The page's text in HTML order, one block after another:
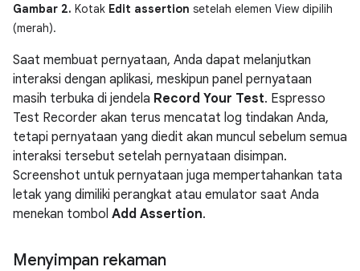
Gambar 2. Kotak Edit assertion setelah elemen View dipilih
(merah).
Saat membuat pernyataan, Anda dapat melanjutkan
interaksi dengan aplikasi, meskipun panel pernyataan
masih terbuka di jendela Record Your Test. Espresso
Test Recorder akan terus mencatat log tindakan Anda,
tetapi pernyataan yang diedit akan muncul sebelum semua
interaksi tersebut setelah pernyataan disimpan.
Screenshot untuk pernyataan juga mempertahankan tata
letak yang dimiliki perangkat atau emulator saat Anda
menekan tombol Add Assertion.
Menyimpan rekaman